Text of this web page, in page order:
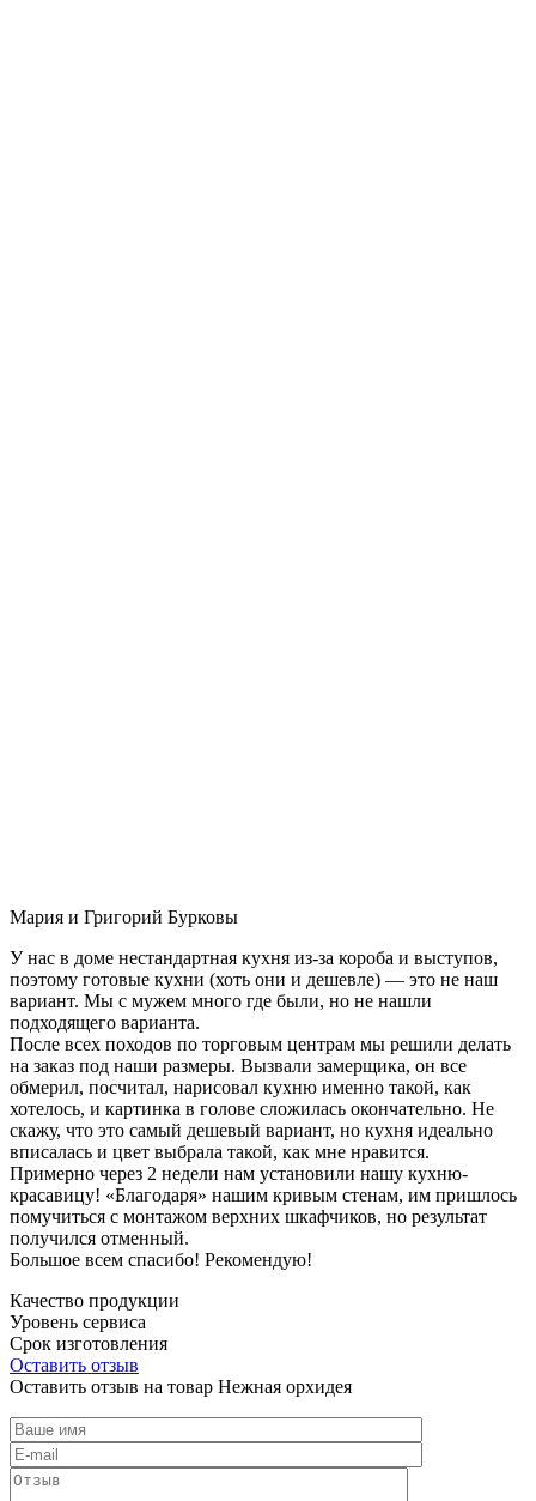
Мария и Григорий Бурковы
У нас в доме нестандартная кухня из-за короба и выступов,
поэтому готовые кухни (хоть они и дешевле) — это не наш
вариант. Мы с мужем много где были, но не нашли
подходящего варианта.
После всех походов по торговым центрам мы решили делать
на заказ под наши размеры. Вызвали замерщика, он все
обмерил, посчитал, нарисовал кухню именно такой, как
хотелось, и картинка в голове сложилась окончательно. Не
скажу, что это самый дешевый вариант, но кухня идеально
вписалась и цвет выбрала такой, как мне нравится.
Примерно через 2 недели нам установили нашу кухню-
красавицу! «Благодаря» нашим кривым стенам, им пришлось
помучиться с монтажом верхних шкафчиков, но результат
получился отменный.
Большое всем спасибо! Рекомендую!
Качество продукции
Уровень сервиса
Срок изготовления
Оставить отзыв
Оставить отзыв на товар Нежная орхидея